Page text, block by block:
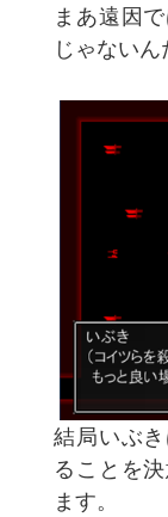
まあ遠因
じゃないん
結局いぶ
ることを
ます。